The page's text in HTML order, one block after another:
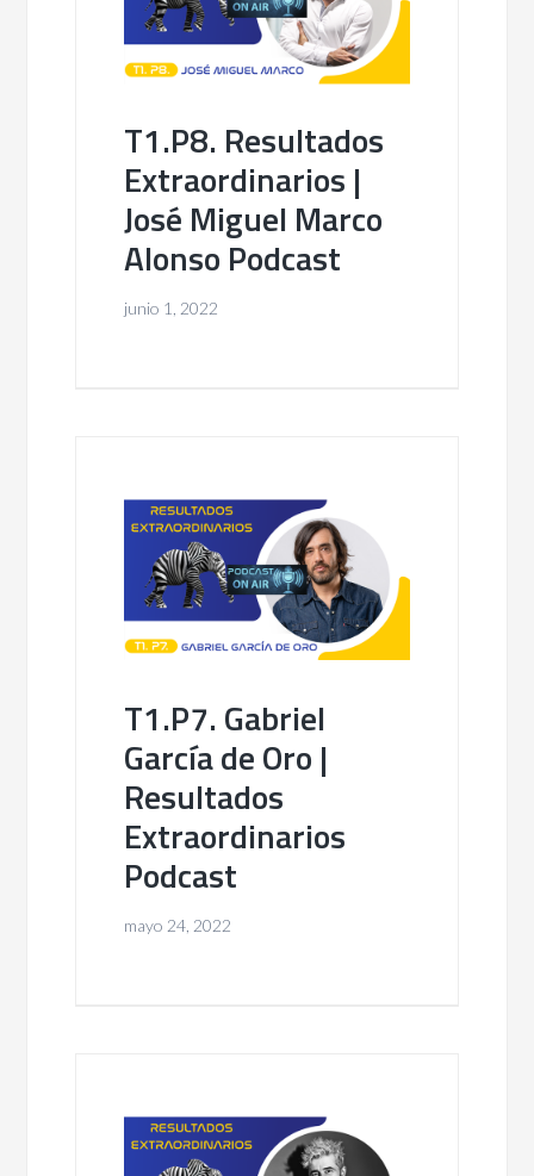
T1.P8. Resultados
Extraordinarios |
José Miguel Marco
Alonso Podcast
junio 1, 2022
T1.P7. Gabriel
García de Oro |
Resultados
Extraordinarios
Podcast
mayo 24, 2022